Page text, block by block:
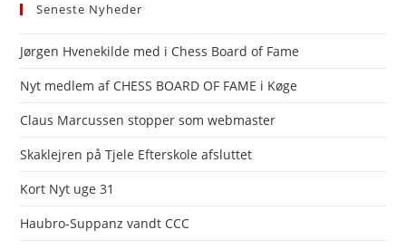
Seneste Nyheder
Jørgen Hvenekilde med i Chess Board of Fame
Nyt medlem af CHESS BOARD OF FAME i Køge
Claus Marcussen stopper som webmaster
Skaklejren på Tjele Efterskole afsluttet
Kort Nyt uge 31
Haubro-Suppanz vandt CCC